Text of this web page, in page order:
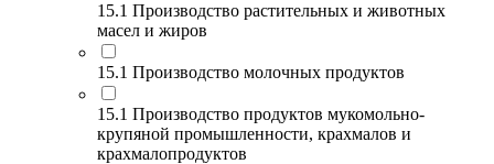
15.1 Производство растительных и животных
масел и жиров
15.1 Производство молочных продуктов
15.1 Производство продуктов мукомольно-
крупяной промышленности, крахмалов и
крахмалопродуктов